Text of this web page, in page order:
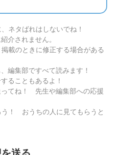
ネタばれはしないでね！
介されません。
載のときに修正する場合がある
編集部ですべて読みます！
ることもあるよ！
てね！ 先生や編集部への応援
！ おうちの人に見てもらうと
送る